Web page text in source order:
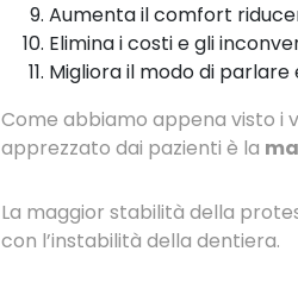
Aumenta il comfort
Elimina i costi e gli
Migliora il modo di parlare
Come abbiamo appena visto i
apprezzato dai pazienti è la
La maggior stabilità della
con l’instabilità della dentiera.